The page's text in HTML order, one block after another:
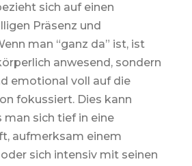
sich auf einen
Präsenz und
man “ganz da” ist, ist
anwesend, sondern
emotional voll auf die
fokussiert. Dies kann
man sich tief in eine
aufmerksam einem
sich intensiv mit seinen